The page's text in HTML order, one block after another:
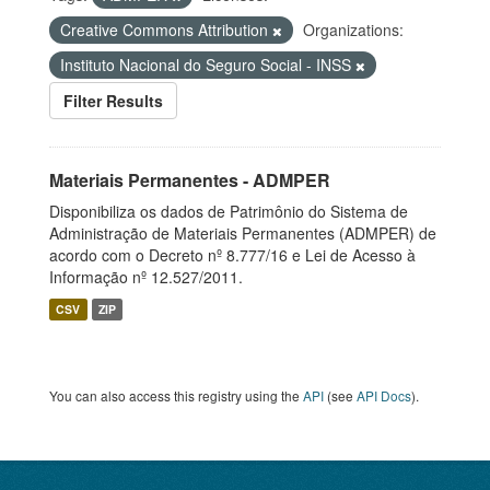
Creative Commons Attribution
Organizations:
Instituto Nacional do Seguro Social - INSS
Filter Results
Materiais Permanentes - ADMPER
Disponibiliza os dados de Patrimônio do Sistema de
Administração de Materiais Permanentes (ADMPER) de
acordo com o Decreto nº 8.777/16 e Lei de Acesso à
Informação nº 12.527/2011.
CSV ZIP
You can also access this registry using the API (see API Docs).